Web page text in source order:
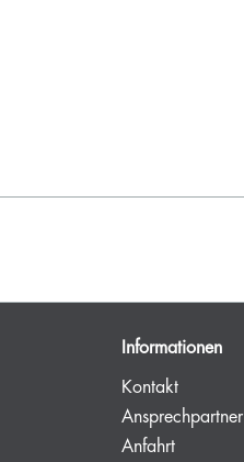
Informationen
Kontakt
Ansprechpartner
Anfahrt